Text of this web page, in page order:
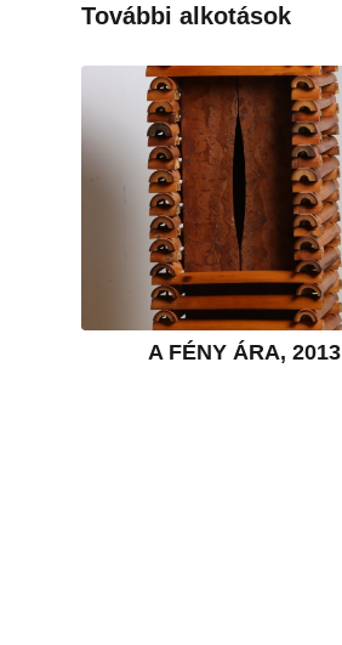
További alkotások
A FÉNY ÁRA, 2013